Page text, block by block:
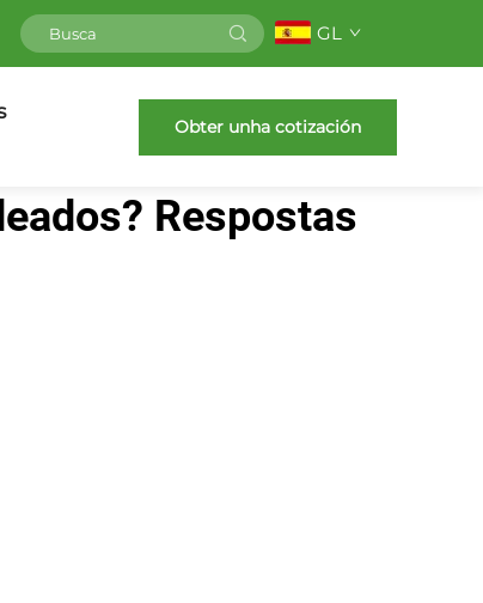
GL
Obter unha cotización
Respostas